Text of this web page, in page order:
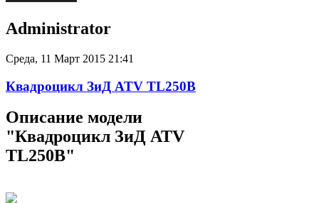
Administrator
Среда, 11 Март 2015 21:41
Квадроцикл ЗиД ATV TL250B
Описание модели
"Квадроцикл ЗиД ATV
TL250B"